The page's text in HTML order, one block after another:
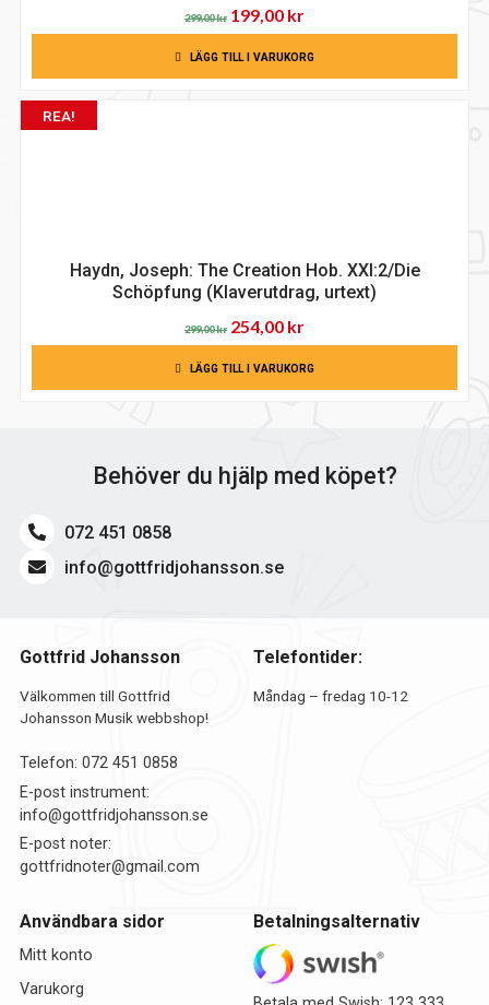
299,00kr Det
ursprungliga
priset
199,00 krDet
nuvarande
priset
LÄGG TILL I VARUKORG
REA!
Haydn, Joseph: The Creation Hob. XXI:2/Die
Schöpfung (Klaverutdrag, urtext)
299,00kr Det
ursprungliga
priset
254,00 krDet
nuvarande
priset
LÄGG TILL I VARUKORG
Behöver du hjälp med köpet?
072 451 0858
info@gottfridjohansson.se
Gottfrid Johansson
Välkommen till Gottfrid
Johansson Musik webbshop!
Telefon: 072 451 0858
E-post instrument:
info@gottfridjohansson.se
E-post noter:
gottfridnoter@gmail.com
Telefontider:
Måndag – fredag 10-12
Användbara sidor
Mitt konto
Varukorg
Betalningsalternativ